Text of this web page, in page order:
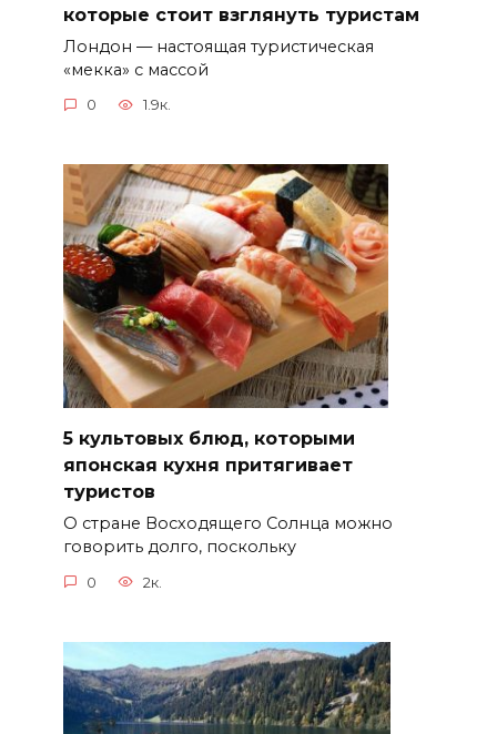
которые стоит взглянуть туристам
Лондон — настоящая туристическая
«мекка» с массой
0 1.9к.
5 культовых блюд, которыми
японская кухня притягивает
туристов
О стране Восходящего Солнца можно
говорить долго, поскольку
0 2к.